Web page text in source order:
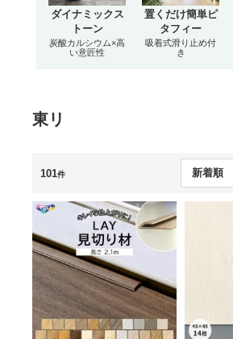
ダイナミックス
トーン
炭酸カルシウム×高
い意匠性
置くだけ簡単ピ
タフィー
吸着式滑り止め付
き
東リ
101件